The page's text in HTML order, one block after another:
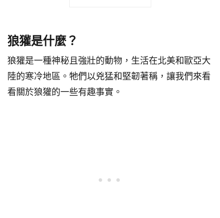
狼獾是什麼？
狼獾是一種神秘且強壯的動物，生活在北美和歐亞大
陸的寒冷地區。牠們以兇猛和堅韌著稱，讓我們來看
看關於狼獾的一些有趣事實。